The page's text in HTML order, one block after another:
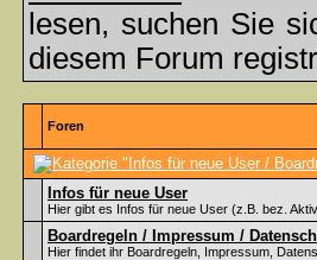
lesen, suchen Sie
diesem Forum
Foren
Infos für neue User
Hier gibt es Infos für neue User (z.B. bez.
Boardregeln / Impressum /
Hier findet ihr Boardregeln, Impressum,